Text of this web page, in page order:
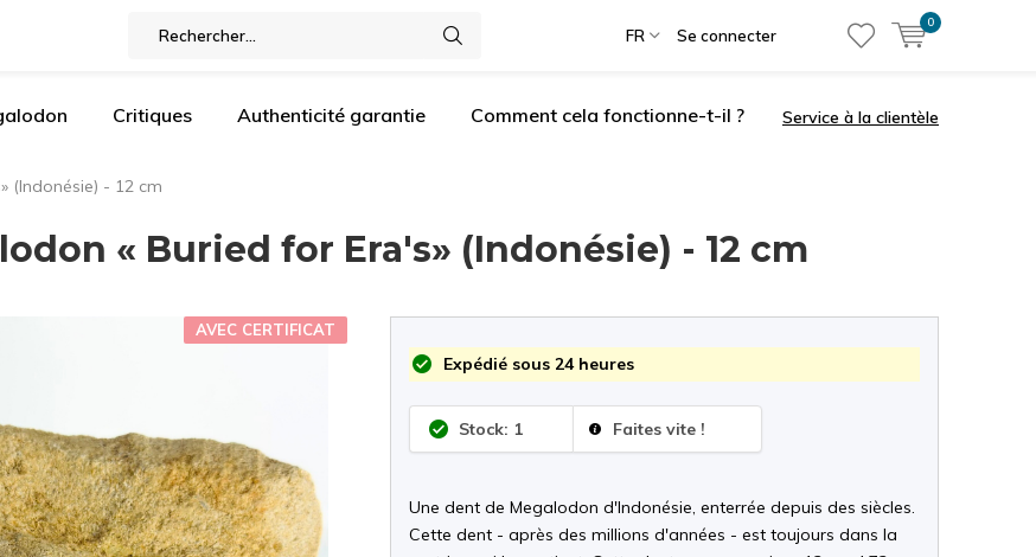
FR Se connecter
0
Critiques Authenticité garantie Comment cela fonctionne-t-il ? Service à la clientèle
(Indonésie) - 12 cm
« Buried for Era's» (Indonésie) - 12 cm
AVEC CERTIFICAT
Expédié sous 24 heures
Stock: 1 Faites vite !
Une dent de Megalodon d'Indonésie, enterrée depuis des siècles.
Cette dent - après des millions d'années - est toujours dans la